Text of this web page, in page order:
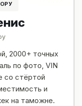
2000+ точных
по фото, VIN
со стёртой
и
на таможне.